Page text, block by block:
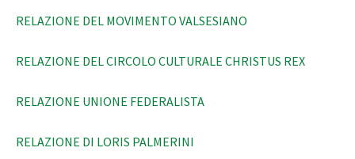
RELAZIONE DEL MOVIMENTO VALSESIANO
RELAZIONE DEL CIRCOLO CULTURALE CHRISTUS REX
RELAZIONE UNIONE FEDERALISTA
RELAZIONE DI LORIS PALMERINI